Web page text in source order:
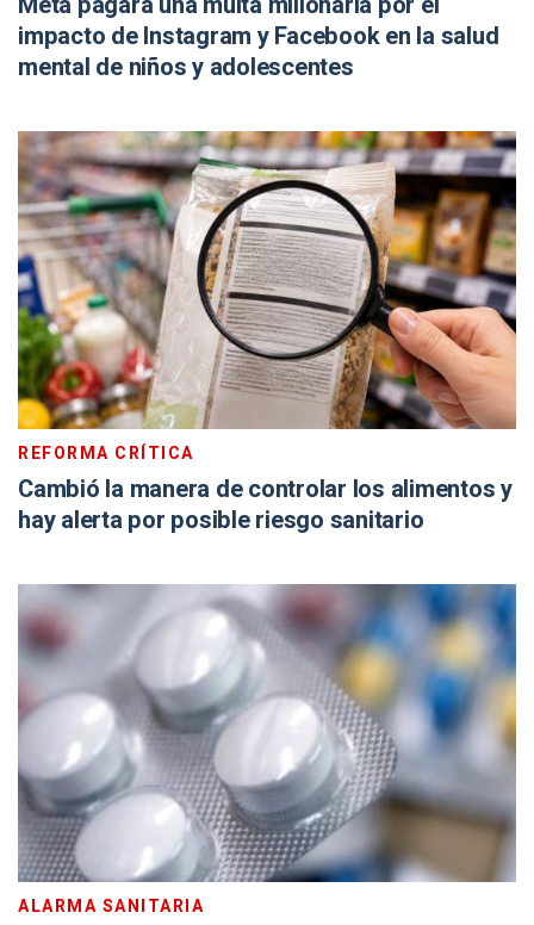
impacto de Instagram y Facebook en la salud
mental de niños y adolescentes
REFORMA CRÍTICA
Cambió la manera de controlar los alimentos y
hay alerta por posible riesgo sanitario
ALARMA SANITARIA